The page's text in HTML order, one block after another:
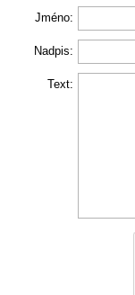
Jméno:
Nadpis:
Text: